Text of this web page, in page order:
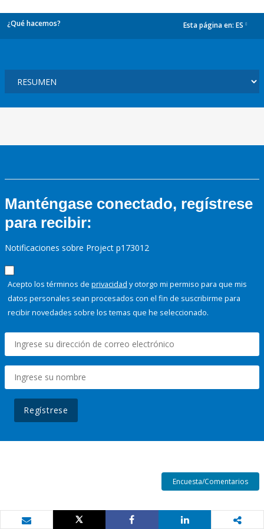
¿Qué hacemos? Esta página en: ES
Manténgase conectado, regístrese
para recibir:
Notificaciones sobre Project p173012
Acepto los términos de privacidad y otorgo mi permiso para que mis
datos personales sean procesados con el fin de suscribirme para
recibir novedades sobre los temas que he seleccionado.
Regístrese
Encuesta/Comentarios